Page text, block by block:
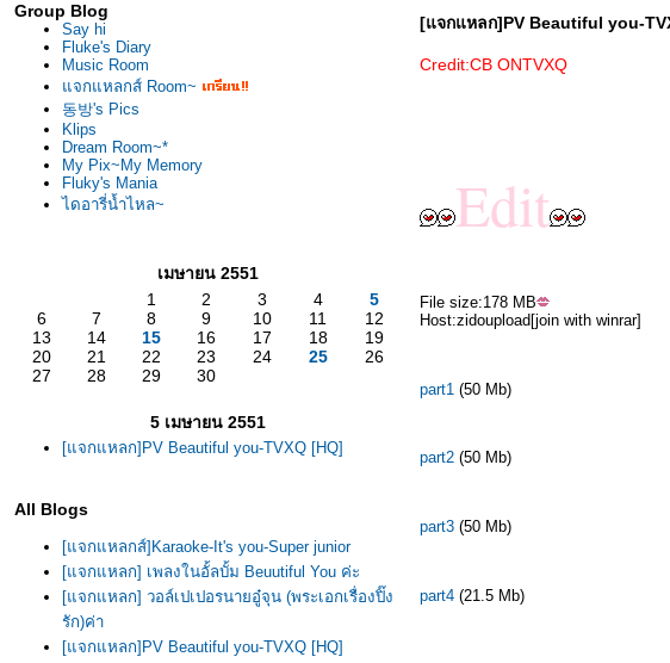
Group Blog
Say hi
Fluke's Diary
Music Room
จกแหลกส์ Room~
동방's Pics
Klips
Dream Room~*
My Pix~My Memory
Fluky's Mania
ไดอารี่น้ำไหล~
เมษายน 2551
1
2 3 4
5
6
7 8 9 10 11
12
13
14 15 16 17 18
19
20
21 22 23 24 25
26
27
28 29 30
5 เมษายน 2551
[แจกแหลก]PV Beautiful you-TVXQ [HQ]
All Blogs
[แจกแหลกส์]Karaoke-It's you-Super junior
[แจกแหลก] เพลงในอั้ลบั้ม Beuutiful You ค่ะ
[แจกแหลก] วอล์เปเปอรนายอู๋จุน (พระเอกเรื่องปิ๊ง
รัก)ค่า
[แจกแหลก]PV Beautiful you-TVXQ [HQ]
[แจกแหลก]PV Beautiful you-
Credit:CB ONTVXQ
Edit
File size:178 MB
Host:zidoupload[join with winrar]
part1 (50 Mb)
part2 (50 Mb)
part3 (50 Mb)
part4 (21.5 Mb)